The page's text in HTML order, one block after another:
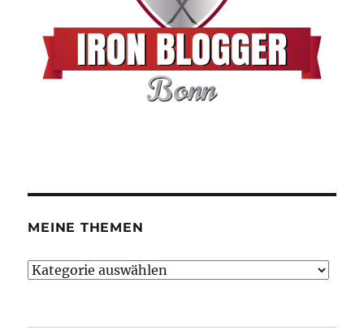
MEINE THEMEN
Meine